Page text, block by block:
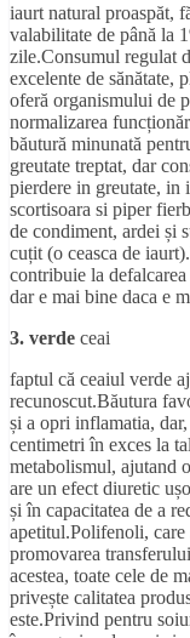
iaurt natural proaspăt,
valabilitate de până la
zile.Consumul regulat
excelente de sănătate,
oferă organismului de
normalizarea
băutură minunată
greutate treptat, dar
pierdere in greutate, in
scortisoara si piper
de condiment, ardei și
cuțit (o ceasca de
contribuie la
dar e mai bine daca e
3. verde ceai
faptul că ceaiul verde
recunoscut.Băutura
și a opri inflamatia,
centimetri în exces la
metabolismul, ajutand
are un efect diuretic
și în capacitatea de a
apetitul.Polifenoli, care
promovarea
acestea, toate cele de
privește calitatea
este.Privind pentru